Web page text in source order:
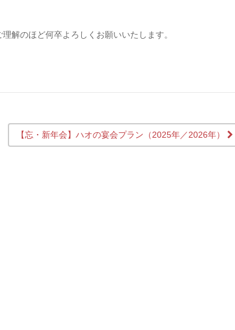
解のほど何卒よろしくお願いいたします。
【忘・新年会】ハオの宴会プラン（2025年／2026年）